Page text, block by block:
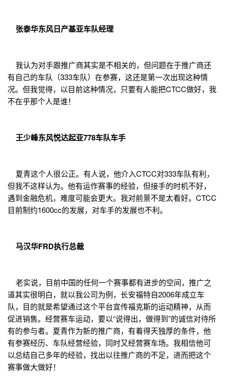
张泰华东风日产基亚车队经理
我认为对手跟推广商其实是不相关的，但问题在于推广商还
有自己的车队（333车队）在参赛，这还是第一次出现这种情
况。但我觉得，以目前这种情况，只要有人能把CTCC做好，我
不在乎那个人是谁！
王少峰东风悦达起亚778车队车手
夏青这个人很公正。有人说，他介入CTCC对333车队有利，
但我不这样认为。他有运作赛事的经验，但接手的时机不好，
遇到金融危机，难度可能会更大。我对前景不是太看好。CTCC
目前制约1600cc的发展，对车手的发展也不利。
马汉华FRD执行总裁
老实说，目前中国的任何一个赛事都有进步的空间，推广之
道其实很明白，就以我公司为例，长安福特自2006年成立车
队，目的就是希望通过这个平台宣传福克斯的运动精神，从而
促进销售。经营赛车运动，要以“说得出，做得到”的诚信对待所
有的参与者。夏青作为新的推广商，有着得天独厚的条件，他
有参赛经历、车队经营经验，同时又经营赛车场。我相信他可
以总结自己多年的经验，找出以往推广商的不足，进而把这个
赛事做大做好！